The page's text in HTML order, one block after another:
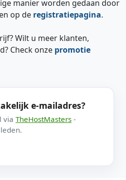
manier worden gedaan door
op de registratiepagina.
Wilt u meer klanten,
Check onze promotie
e-mailadres?
via TheHostMasters -